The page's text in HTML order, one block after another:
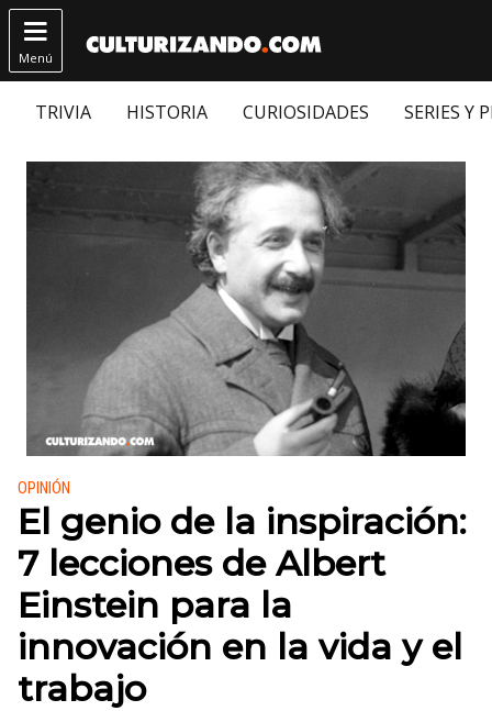

Menú
TRIVIA HISTORIA CURIOSIDADES SERIES Y
Publicado en:
OPINIÓN
El genio de la inspiración:
7 lecciones de Albert
Einstein para la
innovación en la vida y el
trabajo